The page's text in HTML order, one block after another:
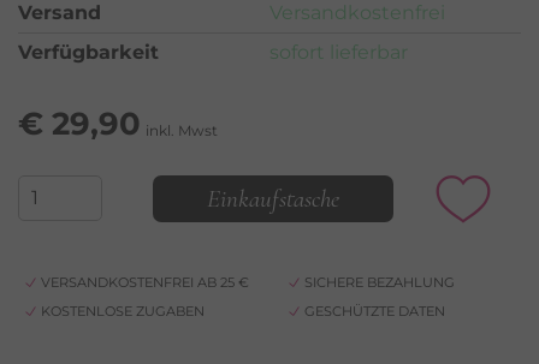
Versand
Versandkostenfrei
Verfügbarkeit
sofort lieferbar
€ 29,90 inkl. Mwst
Einkaufstasche
VERSANDKOSTENFREI AB 25 €
SICHERE BEZAHLUNG
KOSTENLOSE ZUGABEN
GESCHÜTZTE DATEN